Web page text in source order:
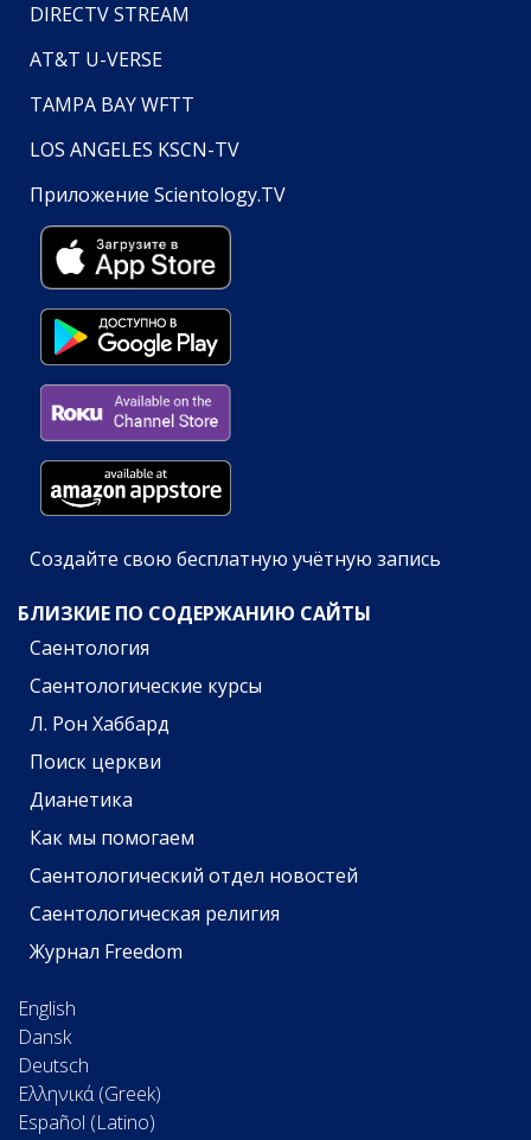
DIRECTV STREAM
AT&T U-VERSE
TAMPA BAY WFTT
LOS ANGELES KSCN-TV
Приложение Scientology.TV
Создайте свою бесплатную учётную запись
БЛИЗКИЕ ПО СОДЕРЖАНИЮ САЙТЫ
Саентология
Саентологические курсы
Л. Рон Хаббард
Поиск церкви
Дианетика
Как мы помогаем
Саентологический отдел новостей
Саентологическая религия
Журнал Freedom
English
Dansk
Deutsch
Ελληνικά (Greek)
Español (Latino)